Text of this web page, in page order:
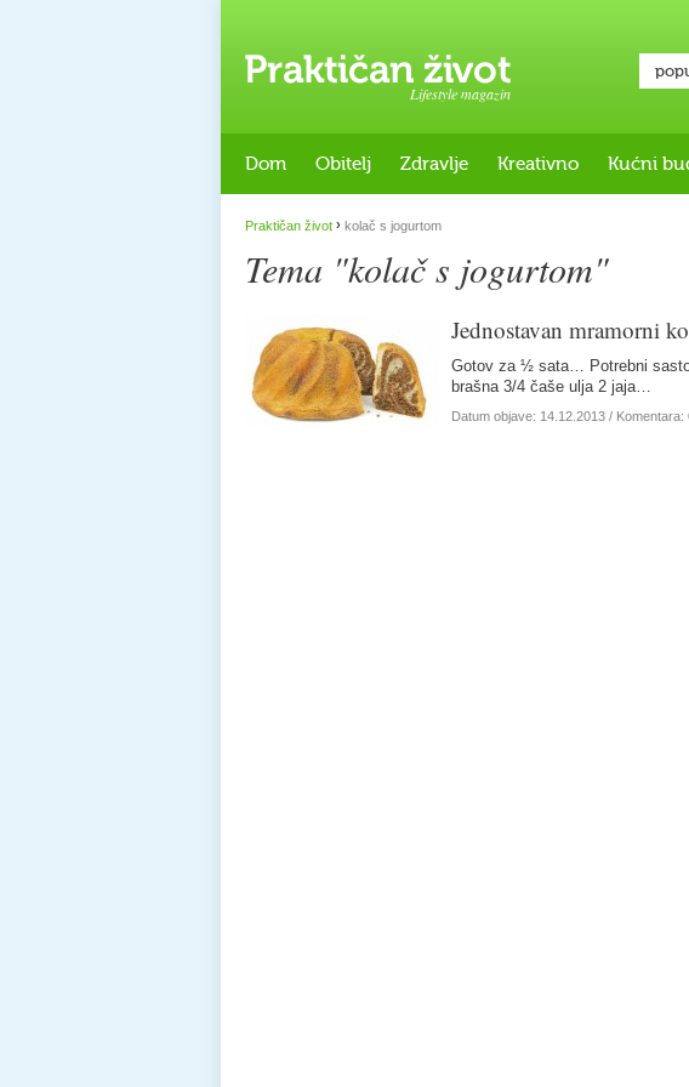
Lifestyle magazin
Dom Obitelj Zdravlje Kreativno Kućni
Praktičan život › kolač s jogurtom
Tema "kolač s jogurtom"
Jednostavan mramorni
Gotov za ½ sata… Potrebni
brašna 3/4 čaše ulja 2 jaja…
Datum objave: 14.12.2013 / Komentara: